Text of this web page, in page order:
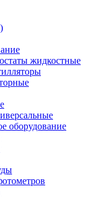
жидкостные
оборудование